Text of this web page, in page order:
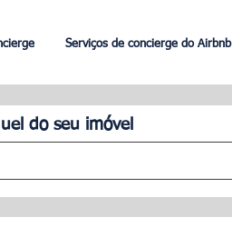
Serviços de concierge do Airbnb
do seu imóvel